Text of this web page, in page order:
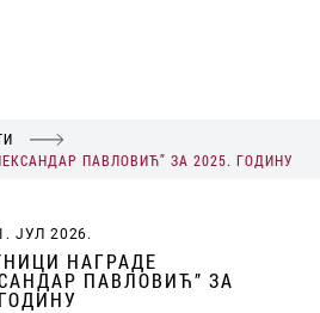
ПАВЛОВИЋ” ЗА 2025. ГОДИНУ
ЈУЛ 2026.
НАГРАДЕ
ПАВЛОВИЋ” ЗА